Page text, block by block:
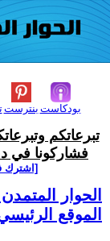
بنترست بودكاست
تبرعاتكم
فشاركونا في
[اشترك
الحوار
الموقع